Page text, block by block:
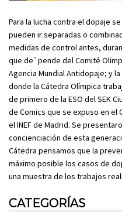
Para la lucha contra el dopaje
pueden ir separadas o
medidas de control antes,
que de`pende del Comité
Agencia Mundial Antidopaje; y
donde la Cátedra Olímpica
de primero de la ESO del SEK
de Comics que se expuso en el
el INEF de Madrid. Se
concienciación de esta
Cátedra pensamos que la
máximo posible los casos de
una muestra de los trabajos
CATEGORÍAS